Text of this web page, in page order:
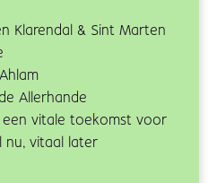
Klarendal & Sint Marten
Allerhande
vitale toekomst voor
nu, vitaal later